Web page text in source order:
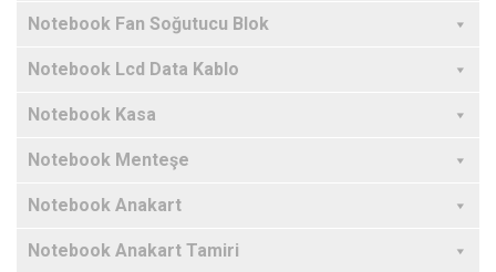
Notebook Fan Soğutucu Blok
Notebook Lcd Data Kablo
Notebook Kasa
Notebook Menteşe
Notebook Anakart
Notebook Anakart Tamiri